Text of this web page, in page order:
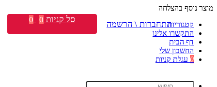
מוצר נוסף בהצלחה
קטגוריות
התקשרו אלינו
דף הבית
החשבון שלי
0 עגלת קניות
התחברות \ הרשמה סל קניות 0
0